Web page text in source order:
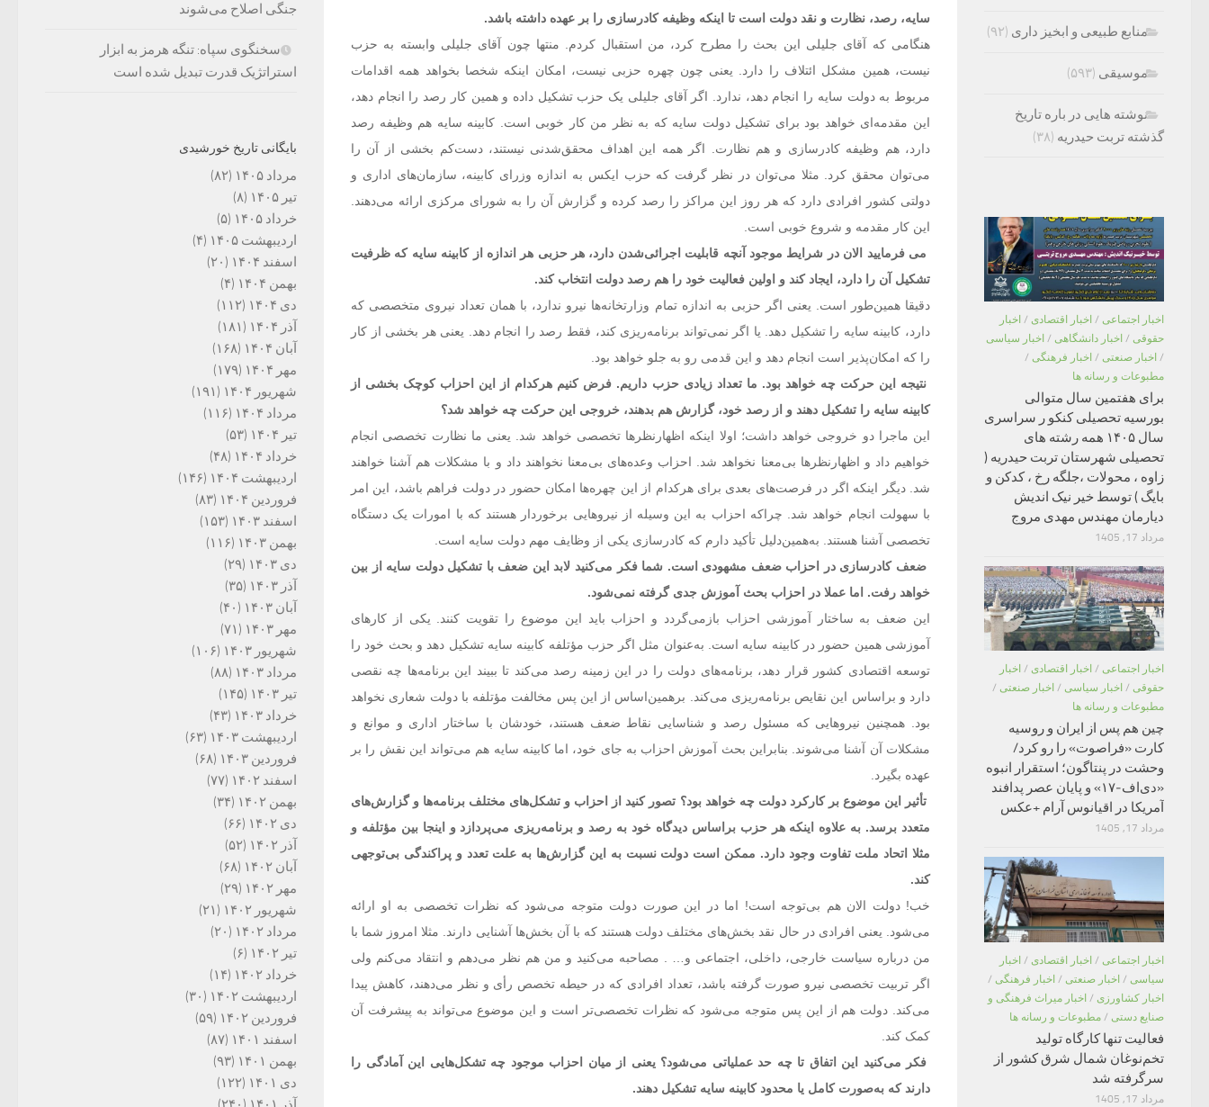
سایه، رصد، نظارت و نقد دولت است تا اینکه وظیفه کادرسازی را بر عهده داشته باشد.
هنگامی که آقای جلیلی این بحث را مطرح کرد، من استقبال کردم. منتها چون آقای جلیلی وابسته به حزب
نیست، همین مشکل ائتلاف را دارد. یعنی چون چهره حزبی نیست، امکان اینکه شخصا بخواهد همه اقدامات
مربوط به دولت سایه را انجام دهد، ندارد. اگر آقای جلیلی یک حزب تشکیل داده و همین کار رصد را انجام دهد،
این مقدمه‌ای خواهد بود برای تشکیل دولت سایه که به نظر من کار خوبی است. کابینه سایه هم وظیفه رصد
دارد، هم وظیفه کادرسازی و هم نظارت. اگر همه این اهداف محقق‌شدنی نیستند، دست‌کم بخشی از آن را
می‌توان محقق کرد. مثلا می‌توان در نظر گرفت که حزب ایکس به اندازه وزرای کابینه، سازمان‌های اداری و
دولتی کشور افرادی دارد که هر روز این مراکز را رصد کرده و گزارش آن را به شورای مرکزی ارائه می‌دهند.
این کار مقدمه و شروع خوبی است.
می فرمایید الان در شرایط موجود آنچه قابلیت اجرائی‌شدن دارد، هر حزبی هر اندازه از کابینه سایه که ظرفیت
تشکیل آن را دارد، ایجاد کند و اولین فعالیت خود را هم رصد دولت انتخاب کند.
دقیقا همین‌طور است. یعنی اگر حزبی به اندازه تمام وزارتخانه‌ها نیرو ندارد، با همان تعداد نیروی متخصصی که
دارد، کابینه سایه را تشکیل دهد. یا اگر نمی‌تواند برنامه‌ریزی کند، فقط رصد را انجام دهد. یعنی هر بخشی از کار
را که امکان‌پذیر است انجام دهد و این قدمی رو به جلو خواهد بود.
نتیجه این حرکت چه خواهد بود. ما تعداد زیادی حزب داریم. فرض کنیم هرکدام از این احزاب کوچک بخشی از
کابینه سایه را تشکیل دهند و از رصد خود، گزارش هم بدهند، خروجی این حرکت چه خواهد شد؟
این ماجرا دو خروجی خواهد داشت؛ اولا اینکه اظهارنظرها تخصصی خواهد شد. یعنی ما نظارت تخصصی انجام
خواهیم داد و اظهارنظرها بی‌معنا نخواهد شد. احزاب وعده‌های بی‌معنا نخواهند داد و با مشکلات هم آشنا خواهند
شد. دیگر اینکه اگر در فرصت‌های بعدی برای هرکدام از این چهره‌ها امکان حضور در دولت فراهم باشد، این امر
با سهولت انجام خواهد شد. چراکه احزاب به این وسیله از نیروهایی برخوردار هستند که با امورات یک دستگاه
تخصصی آشنا هستند. به‌همین‌دلیل تأکید دارم که کادرسازی یکی از وظایف مهم دولت سایه است.
ضعف کادرسازی در احزاب ضعف مشهودی است. شما فکر می‌کنید لابد این ضعف با تشکیل دولت سایه از بین
خواهد رفت. اما عملا در احزاب بحث آموزش جدی گرفته نمی‌شود.
این ضعف به ساختار آموزشی احزاب بازمی‌گردد و احزاب باید این موضوع را تقویت کنند. یکی از کارهای
آموزشی همین حضور در کابینه سایه است. به‌عنوان مثل اگر حزب مؤتلفه کابینه سایه تشکیل دهد و بحث خود را
توسعه اقتصادی کشور قرار دهد، برنامه‌های دولت را در این زمینه رصد می‌کند تا ببیند این برنامه‌ها چه نقصی
دارد و براساس این نقایص برنامه‌ریزی می‌کند. بر‌همین‌اساس از این پس مخالفت مؤتلفه با دولت شعاری نخواهد
بود. همچنین نیروهایی که مسئول رصد و شناسایی نقاط ضعف هستند، خودشان با ساختار اداری و موانع و
مشکلات آن آشنا می‌شوند. بنابراین بحث آموزش احزاب به جای خود، اما کابینه سایه هم می‌تواند این نقش را بر
عهده بگیرد.
تأثیر این موضوع بر کارکرد دولت چه خواهد بود؟ تصور کنید از احزاب و تشکل‌های مختلف برنامه‌ها و گزارش‌های
متعدد برسد. به علاوه اینکه هر حزب براساس دیدگاه خود به رصد و برنامه‌ریزی می‌پردازد و اینجا بین مؤتلفه و
مثلا اتحاد ملت تفاوت وجود دارد. ممکن است دولت نسبت به این گزارش‌ها به علت تعدد و پراکندگی بی‌توجهی
کند.
خب! دولت الان هم بی‌توجه است! اما در این صورت دولت متوجه می‌شود که نظرات تخصصی به او ارائه
می‌شود. یعنی افرادی در حال نقد بخش‌های مختلف دولت هستند که با آن بخش‌ها آشنایی دارند. مثلا امروز شما با
من درباره سیاست خارجی، داخلی، اجتماعی و… . مصاحبه می‌کنید و من هم نظر می‌دهم و انتقاد می‌کنم ولی
اگر تربیت تخصصی نیرو صورت گرفته باشد، تعداد افرادی که در حیطه تخصص رأی و نظر می‌دهند، کاهش پیدا
می‌کند. دولت هم از این پس متوجه می‌شود که نظرات تخصصی‌تر است و این موضوع می‌تواند به پیشرفت آن
کمک کند.
فکر می‌کنید این اتفاق تا چه حد عملیاتی می‌شود؟ یعنی از میان احزاب موجود چه تشکل‌هایی این آمادگی را
دارند که به‌صورت کامل یا محدود کابینه سایه تشکیل دهند.
جنگی اصلاح می‌شوند
سخنگوی سپاه: تنگه هرمز به ابزار
استراتژیک قدرت تبدیل شده است
بایگانی تاریخ خورشیدی
مرداد ۱۴۰۵
(۸۲)
تیر ۱۴۰۵
(۸)
خرداد ۱۴۰۵
(۵)
اردیبهشت ۱۴۰۵
(۴)
اسفند ۱۴۰۴
(۲۰)
بهمن ۱۴۰۴
(۴)
دی ۱۴۰۴
(۱۱۲)
آذر ۱۴۰۴
(۱۸۱)
آبان ۱۴۰۴
(۱۶۸)
مهر ۱۴۰۴
(۱۷۹)
شهریور ۱۴۰۴
(۱۹۱)
مرداد ۱۴۰۴
(۱۱۶)
تیر ۱۴۰۴
(۵۳)
خرداد ۱۴۰۴
(۴۸)
اردیبهشت ۱۴۰۴
(۱۴۶)
فروردین ۱۴۰۴
(۸۳)
اسفند ۱۴۰۳
(۱۵۳)
بهمن ۱۴۰۳
(۱۱۶)
دی ۱۴۰۳
(۲۹)
آذر ۱۴۰۳
(۳۵)
آبان ۱۴۰۳
(۴۰)
مهر ۱۴۰۳
(۷۱)
شهریور ۱۴۰۳
(۱۰۶)
مرداد ۱۴۰۳
(۸۸)
تیر ۱۴۰۳
(۱۴۵)
خرداد ۱۴۰۳
(۴۳)
اردیبهشت ۱۴۰۳
(۶۳)
فروردین ۱۴۰۳
(۶۸)
اسفند ۱۴۰۲
(۷۷)
بهمن ۱۴۰۲
(۳۴)
دی ۱۴۰۲
(۶۶)
آذر ۱۴۰۲
(۵۲)
آبان ۱۴۰۲
(۶۸)
مهر ۱۴۰۲
(۲۹)
شهریور ۱۴۰۲
(۲۱)
مرداد ۱۴۰۲
(۲۰)
تیر ۱۴۰۲
(۶)
خرداد ۱۴۰۲
(۱۴)
اردیبهشت ۱۴۰۲
(۳۰)
فروردین ۱۴۰۲
(۵۹)
اسفند ۱۴۰۱
(۸۷)
بهمن ۱۴۰۱
(۹۳)
دی ۱۴۰۱
(۱۲۲)
منابع طبیعی و ابخیز داری (۹۲)
موسیقی (۵۹۳)
نوشته هایی در باره تاریخ
گذشته تربت حیدریه (۳۸)
اخبار اجتماعی / اخبار اقتصادی / اخبار
حقوقی / اخبار دانشگاهی / اخبار سیاسی
/ اخبار صنعتی / اخبار فرهنگی /
مطبوعات و رسانه ها
برای هفتمین سال متوالی
بورسیه تحصیلی کنکو ر سراسری
سال ۱۴۰۵ همه رشته های
تحصیلی شهرستان تربت حیدریه (
زاوه ، محولات ،جلگه رخ ، کدکن و
بایگ ) توسط خیر نیک اندیش
دیارمان مهندس مهدی مروج
مرداد 17, 1405
اخبار اجتماعی / اخبار اقتصادی / اخبار
حقوقی / اخبار سیاسی / اخبار صنعتی /
مطبوعات و رسانه ها
چین هم پس از ایران و روسیه
کارت «فراصوت» را رو کرد/
وحشت در پنتاگون؛ استقرار انبوه
«دی‌اف‑۱۷» و پایان عصر پدافند
آمریکا در اقیانوس آرام +عکس
مرداد 17, 1405
اخبار اجتماعی / اخبار اقتصادی / اخبار
سیاسی / اخبار صنعتی / اخبار فرهنگی /
اخبار کشاورزی / اخبار میراث فرهنگی و
صنایع دستی / مطبوعات و رسانه ها
فعالیت تنها کارگاه تولید
تخم‌نوغان شمال شرق کشور از
سرگرفته شد
مرداد 17, 1405